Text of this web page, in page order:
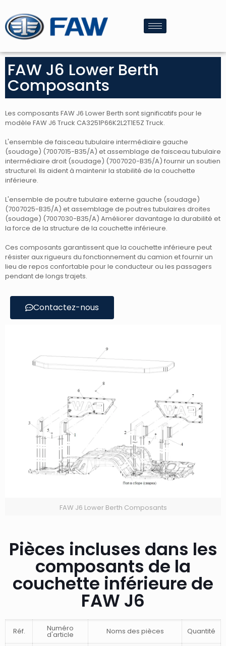
FAW J6 Lower Berth
Composants
Les composants FAW J6 Lower Berth sont significatifs pour le
modèle FAW J6 Truck CA3251P66K2L2T1E5Z Truck.
L'ensemble de faisceau tubulaire intermédiaire gauche
(soudage) (7007015-B35/A) et assemblage de faisceau tubulaire
intermédiaire droit (soudage) (7007020-B35/A) fournir un soutien
structurel. Ils aident à maintenir la stabilité de la couchette
inférieure.
L'ensemble de poutre tubulaire externe gauche (soudage)
(7007025-B35/A) et assemblage de poutres tubulaires droites
(soudage) (7007030-B35/A) Améliorer davantage la durabilité et
la force de la structure de la couchette inférieure.
Ces composants garantissent que la couchette inférieure peut
résister aux rigueurs du fonctionnement du camion et fournir un
lieu de repos confortable pour le conducteur ou les passagers
pendant de longs trajets.
Contactez-nous
FAW J6 Lower Berth Composants
Pièces incluses dans les
composants de la
couchette inférieure de
FAW J6
Réf. Numéro
d'article Noms des pièces Quantité